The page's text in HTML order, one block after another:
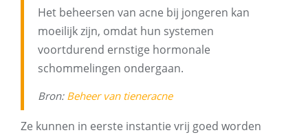
Het beheersen van acne bij jongeren kan
moeilijk zijn, omdat hun systemen
voortdurend ernstige hormonale
schommelingen ondergaan.
Bron: Beheer van tieneracne
Ze kunnen in eerste instantie vrij goed worden